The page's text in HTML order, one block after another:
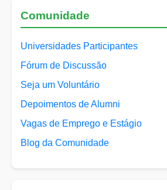
Comunidade
Universidades Participantes
Fórum de Discussão
Seja um Voluntário
Depoimentos de Alumni
Vagas de Emprego e Estágio
Blog da Comunidade